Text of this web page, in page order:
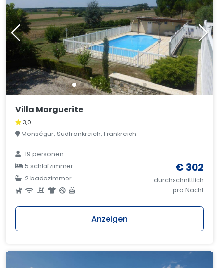
Villa Marguerite
3,0
Monségur, Südfrankreich, Frankreich
19 personen
5 schlafzimmer
2 badezimmer
€ 302
durchschnittlich
pro Nacht
Anzeigen